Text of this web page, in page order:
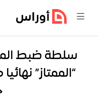
سلطة ضبط
“الممتاز”